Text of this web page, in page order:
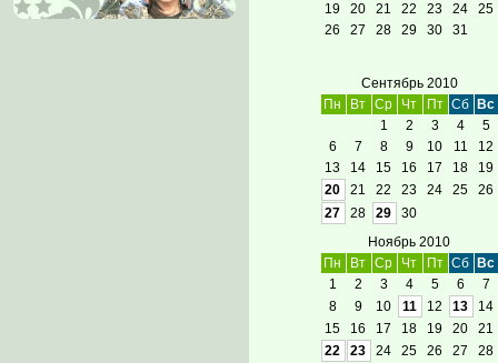
19
20 21 22 23 24
25
26
27 28 29 30 31
Сентябрь 2010
Пн
Вт Ср Чт Пт Сб
Вс
1
2 3 4
5
6
7 8 9 10 11
12
13
14 15 16 17 18
19
20
21 22 23 24 25
26
27
28 29
30
Ноябрь 2010
Пн
Вт Ср Чт Пт Сб
Вс
1
2 3 4 5 6
7
8
9 10 11 12 13
14
15
16 17 18 19 20
21
22
23 24 25 26 27
28